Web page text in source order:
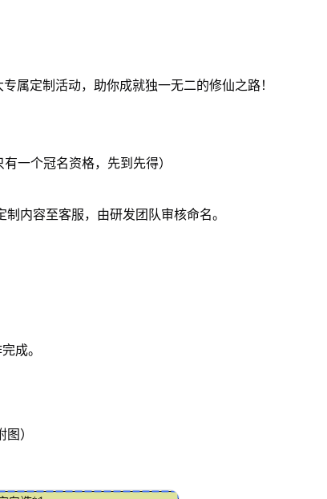
属定制活动，助你成就独一无二的修仙之路！
一个冠名资格，先到先得）
内容至客服，由研发团队审核命名。
成。
）